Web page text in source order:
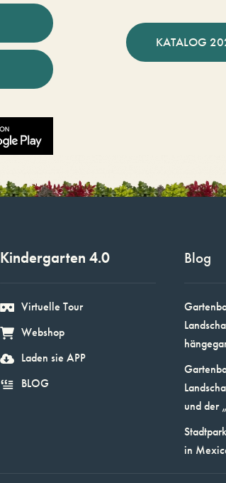
KATALOG
Kindergarten 4.0
Virtuelle Tour
Webshop
Laden sie APP
BLOG
Blog
und der
in